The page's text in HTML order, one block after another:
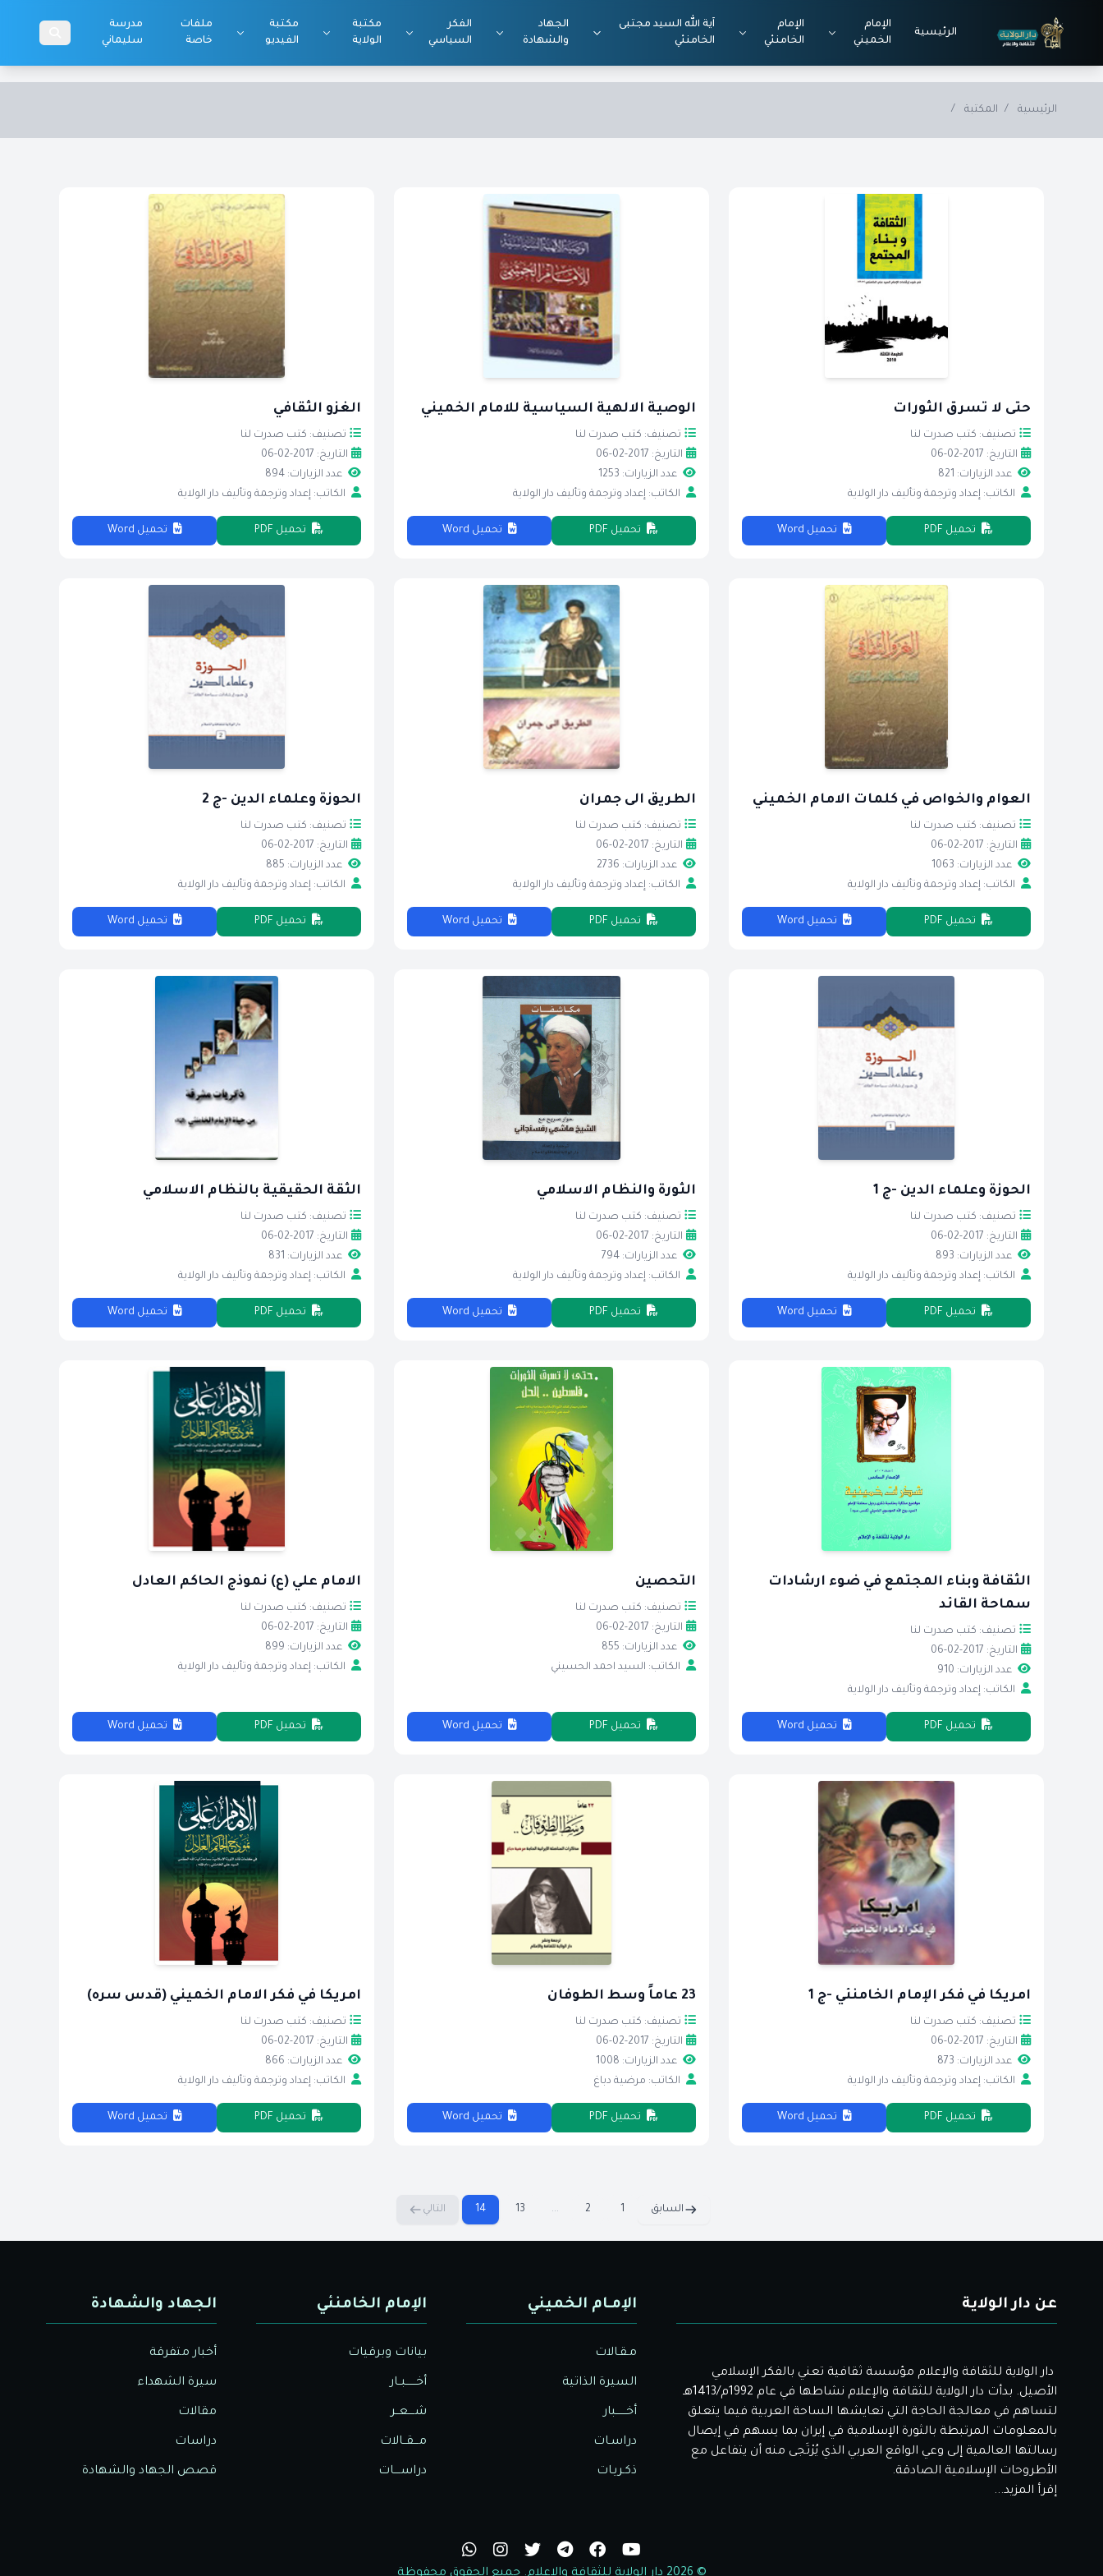
الرئيسية
الإمام
الخميني
الإمام
الخامنئي
آية الله السيد مجتبى
الخامنئي
الجهاد
والشهادة
الفكر
السياسي
مكتبة
الولاية
مكتبة
الفيديو
ملفات
خاصة
مدرسة
سليماني
الرئيسية / المكتبة /
حتى لا تسرق الثورات
تصنيف: كتب صدرت لنا
التاريخ: 2017-02-06
عدد الزيارات: 821
الكاتب: إعداد وترجمة وتأليف دار الولاية
تحميل PDF تحميل Word
الوصية الالهية السياسية للامام الخميني
تصنيف: كتب صدرت لنا
التاريخ: 2017-02-06
عدد الزيارات: 1253
الكاتب: إعداد وترجمة وتأليف دار الولاية
تحميل PDF تحميل Word
الغزو الثقافي
تصنيف: كتب صدرت لنا
التاريخ: 2017-02-06
عدد الزيارات: 894
الكاتب: إعداد وترجمة وتأليف دار الولاية
تحميل PDF تحميل Word
العوام والخواص في كلمات الامام الخميني
تصنيف: كتب صدرت لنا
التاريخ: 2017-02-06
عدد الزيارات: 1063
الكاتب: إعداد وترجمة وتأليف دار الولاية
تحميل PDF تحميل Word
الطريق الى جمران
تصنيف: كتب صدرت لنا
التاريخ: 2017-02-06
عدد الزيارات: 2736
الكاتب: إعداد وترجمة وتأليف دار الولاية
تحميل PDF تحميل Word
الحوزة وعلماء الدين -ج 2
تصنيف: كتب صدرت لنا
التاريخ: 2017-02-06
عدد الزيارات: 885
الكاتب: إعداد وترجمة وتأليف دار الولاية
تحميل PDF تحميل Word
الحوزة وعلماء الدين -ج 1
تصنيف: كتب صدرت لنا
التاريخ: 2017-02-06
عدد الزيارات: 893
الكاتب: إعداد وترجمة وتأليف دار الولاية
تحميل PDF تحميل Word
الثورة والنظام الاسلامي
تصنيف: كتب صدرت لنا
التاريخ: 2017-02-06
عدد الزيارات: 794
الكاتب: إعداد وترجمة وتأليف دار الولاية
تحميل PDF تحميل Word
الثقة الحقيقية بالنظام الاسلامي
تصنيف: كتب صدرت لنا
التاريخ: 2017-02-06
عدد الزيارات: 831
الكاتب: إعداد وترجمة وتأليف دار الولاية
تحميل PDF تحميل Word
الثقافة وبناء المجتمع في ضوء ارشادات
سماحة القائد
تصنيف: كتب صدرت لنا
التاريخ: 2017-02-06
عدد الزيارات: 910
الكاتب: إعداد وترجمة وتأليف دار الولاية
تحميل PDF تحميل Word
التحصين
تصنيف: كتب صدرت لنا
التاريخ: 2017-02-06
عدد الزيارات: 855
الكاتب: السيد احمد الحسيني
تحميل PDF تحميل Word
الامام علي (ع) نموذج الحاكم العادل
تصنيف: كتب صدرت لنا
التاريخ: 2017-02-06
عدد الزيارات: 899
الكاتب: إعداد وترجمة وتأليف دار الولاية
تحميل PDF تحميل Word
امريكا في فكر الإمام الخامنئي -ج 1
تصنيف: كتب صدرت لنا
التاريخ: 2017-02-06
عدد الزيارات: 873
الكاتب: إعداد وترجمة وتأليف دار الولاية
تحميل PDF تحميل Word
23 عاماً وسط الطوفان
تصنيف: كتب صدرت لنا
التاريخ: 2017-02-06
عدد الزيارات: 1008
الكاتب: مرضية دباغ
تحميل PDF تحميل Word
امريكا في فكر الامام الخميني (قدس سره)
تصنيف: كتب صدرت لنا
التاريخ: 2017-02-06
عدد الزيارات: 866
الكاتب: إعداد وترجمة وتأليف دار الولاية
تحميل PDF تحميل Word
السابق 1
2
...
13
14 التالي
عن دار الولاية
دار الولاية للثقافة والإعلام مؤسسة ثقافية تعني بالفكر الإسلامي
الأصيل. بدأت دار الولاية للثقافة والإعلام نشاطها في عام 1992م/1413هـ
لتساهم في معالجة الحاجة التي تعايشها الساحة العربية فيما يتعلق
بالمعلومات المرتبطة بالثورة الإسلامية في إيران بما يسهم في إيصال
رسالتها العالمية إلى وعي الواقع العربي الذي يُرْتَجى منه أن يتفاعل مع
الأطروحات الإسلامية الصادقة.
إقرأ المزيد...
الإمـام الخميني
مـقـالات
السيرة الذاتية
أخــــــبار
دراسـات
ذكـريـات
الإمام الخامنئي
بيانات وبرقيات
أخــــــبــار
شــــعــر
مـــقــالات
دراســــات
الجهاد والشهادة
أخبار متفرقة
سيرة الشهداء
مقالات
دراسات
قصص الجهاد والشهادة